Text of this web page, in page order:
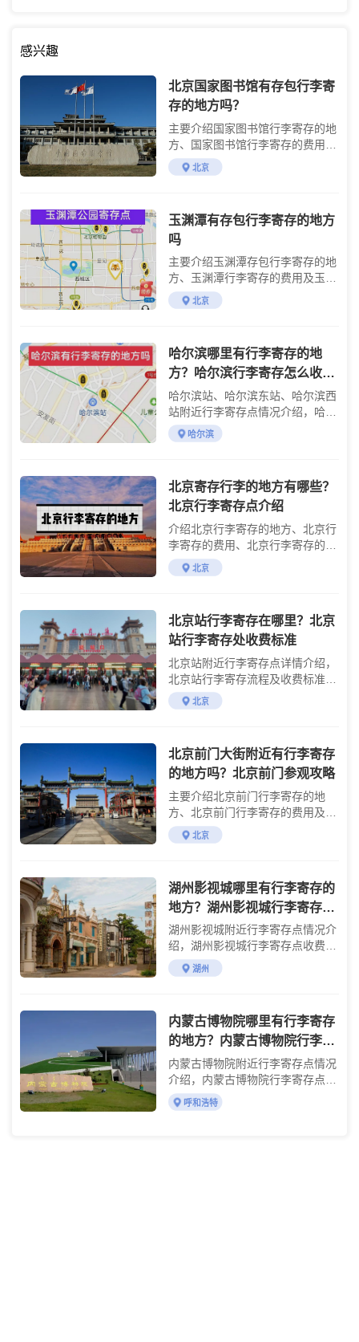
感兴趣
北京国家图书馆有存包行李寄
存的地方吗？
主要介绍国家图书馆行李寄存的地
方、国家图书馆行李寄存的费用及
国家图书馆旅游攻略
北京
玉渊潭有存包行李寄存的地方
吗
主要介绍玉渊潭存包行李寄存的地
方、玉渊潭行李寄存的费用及玉渊
潭游玩攻略
北京
哈尔滨哪里有行李寄存的地
方？哈尔滨行李寄存怎么收
费？
哈尔滨站、哈尔滨东站、哈尔滨西
站附近行李寄存点情况介绍，哈尔
滨行李寄存点收费标准介绍
哈尔滨
北京寄存行李的地方有哪些？
北京行李寄存点介绍
介绍北京行李寄存的地方、北京行
李寄存的费用、北京行李寄存的方
法
北京
北京站行李寄存在哪里？北京
站行李寄存处收费标准
北京站附近行李寄存点详情介绍，
北京站行李寄存流程及收费标准说
明
北京
北京前门大街附近有行李寄存
的地方吗？北京前门参观攻略
主要介绍北京前门行李寄存的地
方、北京前门行李寄存的费用及游
玩攻略
北京
湖州影视城哪里有行李寄存的
地方？湖州影视城行李寄存怎
么收费？
湖州影视城附近行李寄存点情况介
绍，湖州影视城行李寄存点收费标
准介绍
湖州
内蒙古博物院哪里有行李寄存
的地方？内蒙古博物院行李寄
存怎么收费？
内蒙古博物院附近行李寄存点情况
介绍，内蒙古博物院行李寄存点收
费标准介绍
呼和浩特